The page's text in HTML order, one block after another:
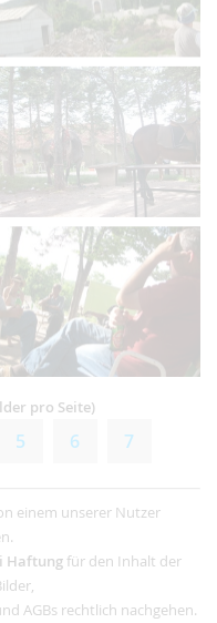
pro Seite)
5 6 7
einem unserer Nutzer
Haftung für den Inhalt der
AGBs rechtlich nachgehen.